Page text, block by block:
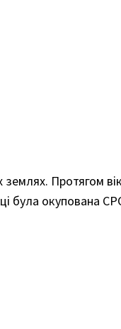
Протягом
була окупована